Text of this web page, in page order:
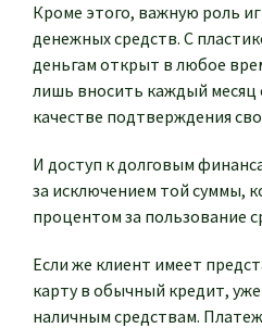
Кроме этого, важную роль
денежных средств. С
деньгам открыт в любое
лишь вносить каждый месяц
качестве подтверждения
И доступ к долговым
за исключением той суммы,
процентом за пользование
Если же клиент имеет
карту в обычный кредит,
наличным средствам.